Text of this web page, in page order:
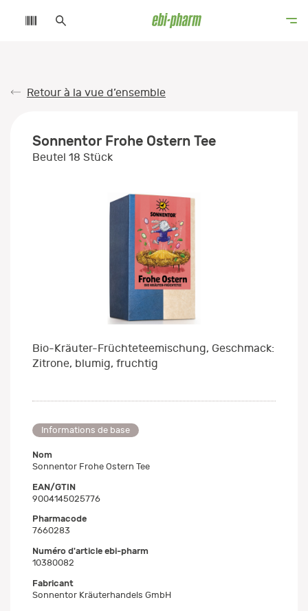
Retour à la vue d’ensemble
Sonnentor Frohe Ostern Tee
Beutel 18 Stück
Bio-Kräuter-Früchteteemischung, Geschmack:
Zitrone, blumig, fruchtig
Informations de base
Nom
Sonnentor Frohe Ostern Tee
EAN/GTIN
9004145025776
Pharmacode
7660283
Numéro d'article ebi-pharm
10380082
Fabricant
Sonnentor Kräuterhandels GmbH